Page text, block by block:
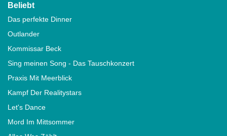
Beliebt
Das perfekte Dinner
Outlander
Kommissar Beck
Sing meinen Song - Das Tauschkonzert
Praxis Mit Meerblick
Kampf Der Realitystars
Let's Dance
Mord Im Mittsommer